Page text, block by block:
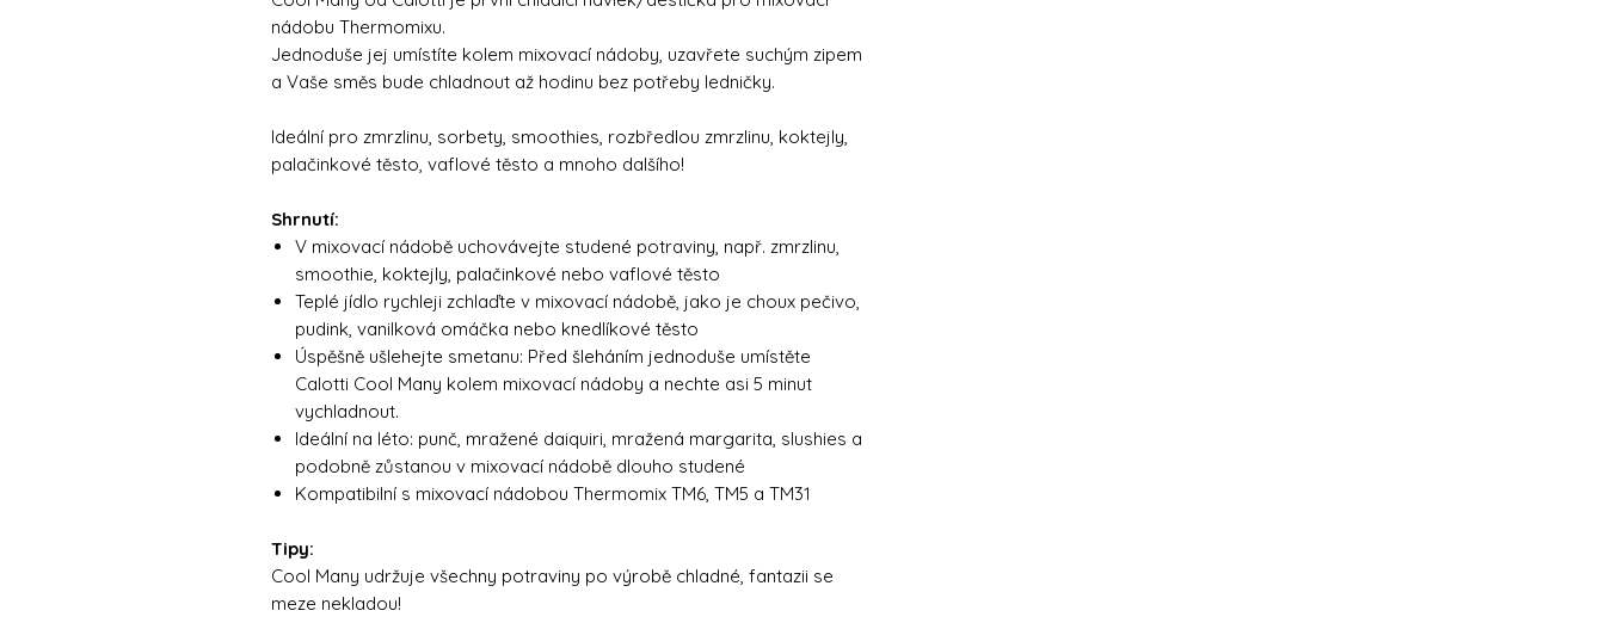
nádobu Thermomixu.
Jednoduše jej umístíte kolem mixovací nádoby, uzavřete suchým zipem
a Vaše směs bude chladnout až hodinu bez potřeby ledničky.
Ideální pro zmrzlinu, sorbety, smoothies, rozbředlou zmrzlinu, koktejly,
palačinkové těsto, vaflové těsto a mnoho dalšího!
Shrnutí:
V mixovací nádobě uchovávejte studené potraviny, např. zmrzlinu,
smoothie, koktejly, palačinkové nebo vaflové těsto
Teplé jídlo rychleji zchlaďte v mixovací nádobě, jako je choux pečivo,
pudink, vanilková omáčka nebo knedlíkové těsto
Úspěšně ušlehejte smetanu: Před šleháním jednoduše umístěte
Calotti Cool Many kolem mixovací nádoby a nechte asi 5 minut
vychladnout.
Ideální na léto: punč, mražené daiquiri, mražená margarita, slushies a
podobně zůstanou v mixovací nádobě dlouho studené
Kompatibilní s mixovací nádobou Thermomix TM6, TM5 a TM31
Tipy:
Cool Many udržuje všechny potraviny po výrobě chladné, fantazii se
meze nekladou!